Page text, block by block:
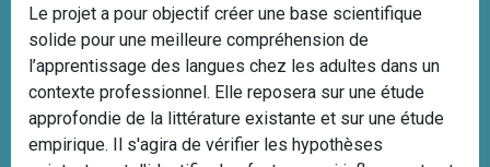
Le projet a pour objectif créer une base scientifique
solide pour une meilleure compréhension de
l’apprentissage des langues chez les adultes dans un
contexte professionnel. Elle reposera sur une étude
approfondie de la littérature existante et sur une étude
empirique. Il s'agira de vérifier les hypothèses